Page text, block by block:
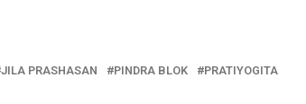
JILA PRASHASAN PINDRA BLOK
PRATIYOGITA